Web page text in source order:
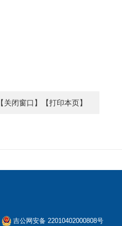
【关闭窗口】 【打印本页】
吉公网安备 22010402000808号